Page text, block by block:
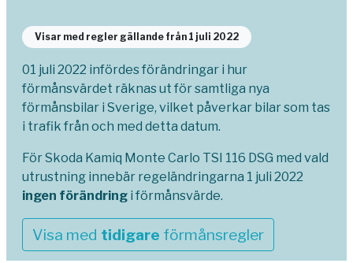
Visar med regler gällande från 1 juli 2022
01 juli 2022 infördes förändringar i hur
förmånsvärdet räknas ut för samtliga nya
förmånsbilar i Sverige, vilket påverkar bilar som tas
i trafik från och med detta datum.
För Skoda Kamiq Monte Carlo TSI 116 DSG med vald
utrustning innebär regeländringarna 1 juli 2022
ingen förändring i förmånsvärde.
Visa med tidigare förmånsregler